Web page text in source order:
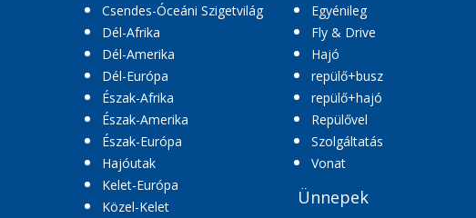
Csendes-Óceáni Szigetvilág
Dél-Afrika
Dél-Amerika
Dél-Európa
Észak-Afrika
Észak-Amerika
Észak-Európa
Hajóutak
Kelet-Európa
Közel-Kelet
Egyénileg
Fly & Drive
Hajó
repülő+busz
repülő+hajó
Repülővel
Szolgáltatás
Vonat
Ünnepek